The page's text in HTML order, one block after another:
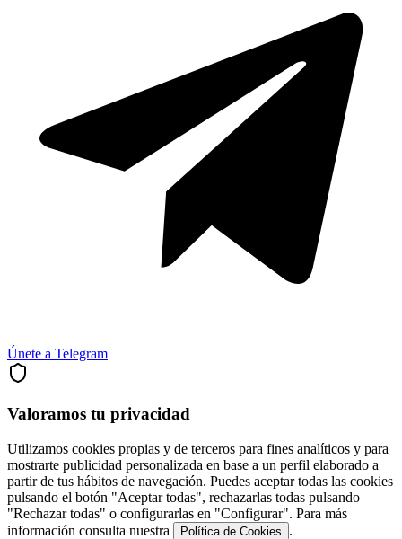
Únete a Telegram
Valoramos tu privacidad
Utilizamos cookies propias y de terceros para fines analíticos y para
mostrarte publicidad personalizada en base a un perfil elaborado a
partir de tus hábitos de navegación. Puedes aceptar todas las cookies
pulsando el botón "Aceptar todas", rechazarlas todas pulsando
"Rechazar todas" o configurarlas en "Configurar". Para más
información consulta nuestra
Política de Cookies .